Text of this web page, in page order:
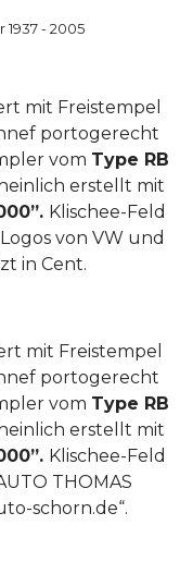
- 2005
mit Freistempel
portogerecht
vom Type RB
erstellt mit
Klischee-Feld
von VW und
in Cent.
mit Freistempel
portogerecht
vom Type RB
erstellt mit
Klischee-Feld
THOMAS
schorn.de“.